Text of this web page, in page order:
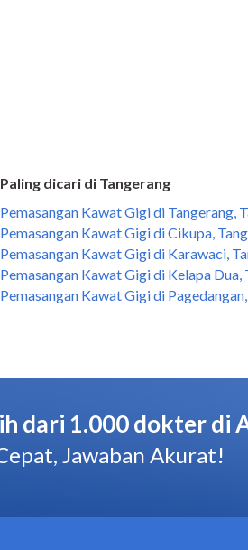
Paling dicari di Tangerang
Pemasangan Kawat Gigi di Tangerang,
Pemasangan Kawat Gigi di Cikupa,
Pemasangan Kawat Gigi di Karawaci,
Pemasangan Kawat Gigi di Kelapa Dua,
Pemasangan Kawat Gigi di